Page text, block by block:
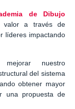
de Dibujo
a través de
líderes impactando
nuestro
del sistema
obtener mayor
una propuesta de